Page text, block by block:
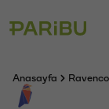
Anasayfa